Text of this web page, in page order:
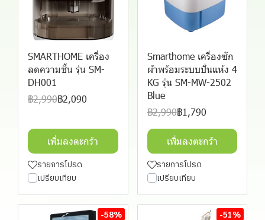
SMARTHOME เครื่อง
ลดความชื้น รุ่น SM-
DH001
฿2,990฿2,090
เพิ่มลงตะกร้า
รายการโปรด
เปรียบเทียบ
Smarthome เครื่องซัก
ผ้าพร้อมระบบปั่นแห้ง 4
KG รุ่น SM-MW-2502
Blue
฿2,990฿1,790
เพิ่มลงตะกร้า
รายการโปรด
เปรียบเทียบ
-58% -51%